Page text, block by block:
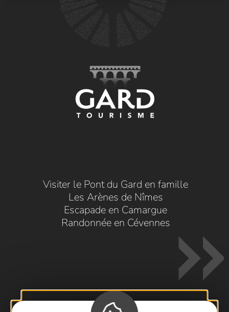
Visiter le Pont du Gard en famille
Les Arènes de Nîmes
Escapade en Camargue
Randonnée en Cévennes